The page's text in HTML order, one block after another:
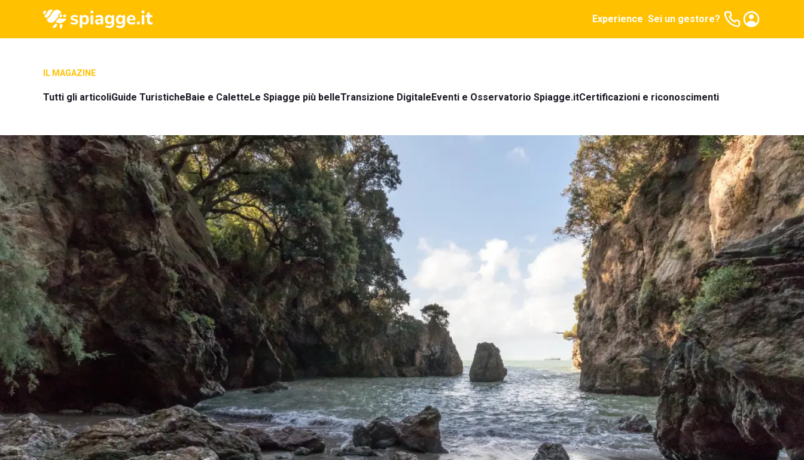
Experience Sei un gestore?
IL MAGAZINE
Tutti gli articoliGuide TuristicheBaie e CaletteLe Spiagge più belleTransizione DigitaleEventi e Osservatorio Spiagge.itCertificazioni e riconoscimenti